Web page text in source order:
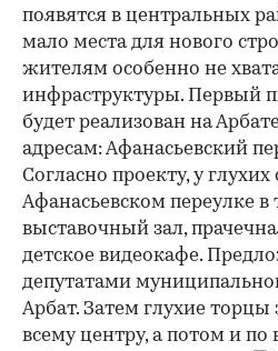
появятся в центральных
мало места для нового
жителям особенно не
инфраструктуры. Первый
будет реализован на
адресам: Афанасьевский
Согласно проекту, у глухих
Афанасьевском переулке в
выставочный зал,
детское видеокафе.
депутатами
Арбат. Затем глухие торцы
всему центру, а потом и по